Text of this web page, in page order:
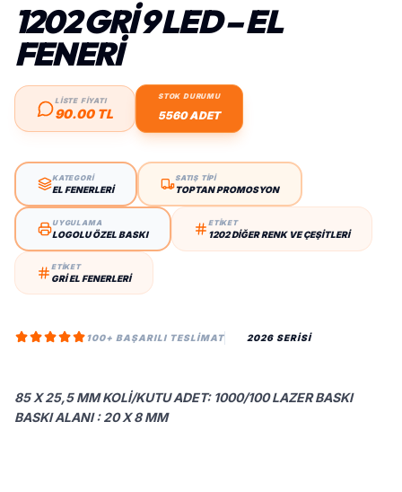
1202 GRI 9 LED – EL
FENERI
LİSTE FİYATI
90.00 TL
STOK DURUMU
5560 ADET
KATEGORİ
EL FENERLERI
SATIŞ TİPİ
TOPTAN PROMOSYON
UYGULAMA
LOGOLU ÖZEL BASKI
ETİKET
1202 DIĞER RENK VE ÇEŞITLERI
ETİKET
GRI EL FENERLERI
100+ BAŞARILI TESLIMAT 2026 SERİSİ
85 X 25,5 MM KOLI/KUTU ADET: 1000/100 LAZER BASKI
BASKI ALANI : 20 X 8 MM